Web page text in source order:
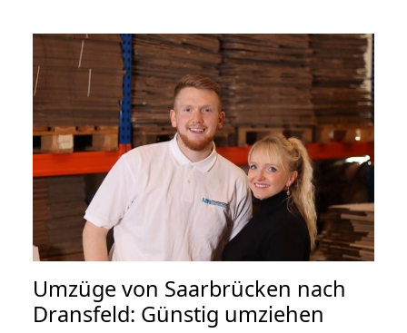
Umzüge von Saarbrücken nach
Dransfeld: Günstig umziehen